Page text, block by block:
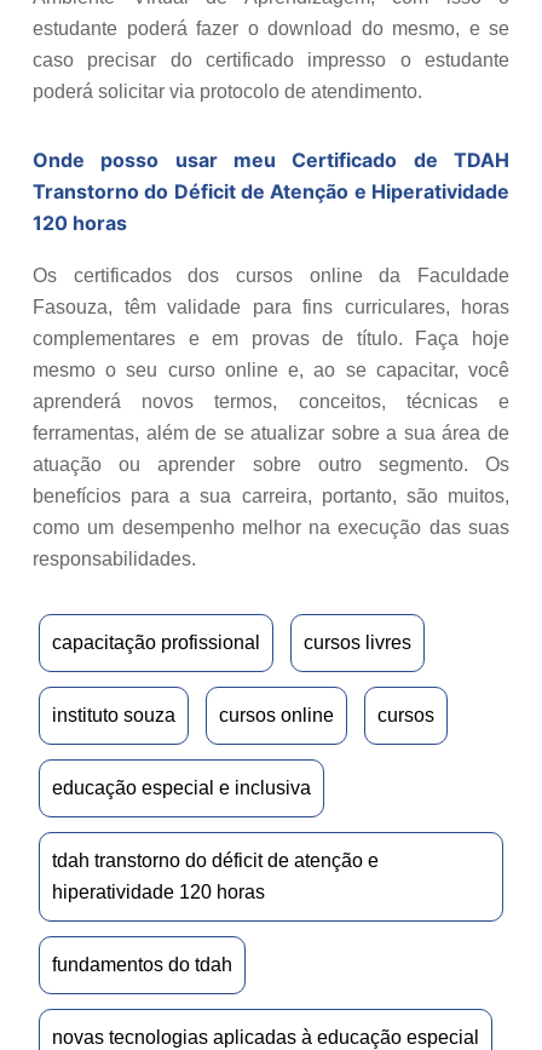
estudante poderá fazer o download do mesmo, e se
caso precisar do certificado impresso o estudante
poderá solicitar via protocolo de atendimento.
Onde posso usar meu Certificado de TDAH
Transtorno do Déficit de Atenção e Hiperatividade
120 horas
Os certificados dos cursos online da Faculdade
Fasouza, têm validade para fins curriculares, horas
complementares e em provas de título. Faça hoje
mesmo o seu curso online e, ao se capacitar, você
aprenderá novos termos, conceitos, técnicas e
ferramentas, além de se atualizar sobre a sua área de
atuação ou aprender sobre outro segmento. Os
benefícios para a sua carreira, portanto, são muitos,
como um desempenho melhor na execução das suas
responsabilidades.
capacitação profissional cursos livres
instituto souza cursos online cursos
educação especial e inclusiva
tdah transtorno do déficit de atenção e
hiperatividade 120 horas
fundamentos do tdah
novas tecnologias aplicadas à educação especial